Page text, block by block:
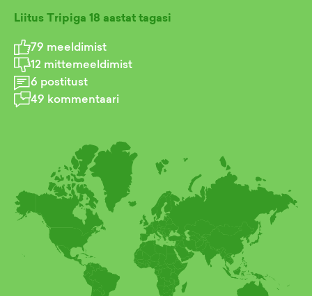
Liitus Tripiga 18 aastat tagasi
79 meeldimist
12 mittemeeldimist
6 postitust
49 kommentaari